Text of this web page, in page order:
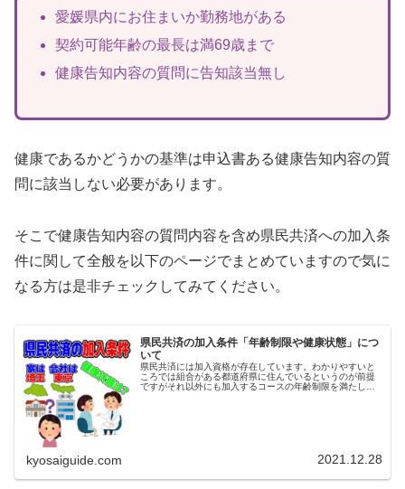
愛媛県内にお住まいか勤務地がある
契約可能年齢の最長は満69歳まで
健康告知内容の質問に告知該当無し
健康であるかどうかの基準は申込書ある健康告知内容の質
問に該当しない必要があります。
そこで健康告知内容の質問内容を含め県民共済への加入条
件に関して全般を以下のページでまとめていますので気に
なる方は是非チェックしてみてください。
県民共済の加入条件「年齢制限や健康状態」につ
いて
県民共済には加入資格が存在しています。わかりやすいと
ころでは組合がある都道府県に住んでいるというのが前提
ですがそれ以外にも加入するコースの年齢制限を満たして
kyosaiguide.com 2021.12.28